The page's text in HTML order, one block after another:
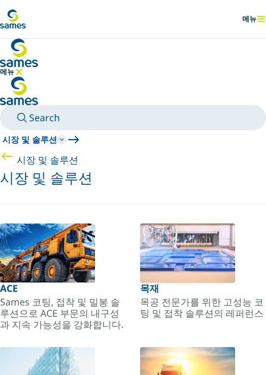
표시
메뉴
메뉴
메뉴 숨기기
Search
시장 및 솔루션
시장 및 솔루션
시장 및 솔루션
ACE
Sames 코팅, 접착 및 밀봉 솔
루션으로 ACE 부문의 내구성
과 지속 가능성을 강화합니다.
목재
목공 전문가를 위한 고성능 코
팅 및 접착 솔루션의 레퍼런스